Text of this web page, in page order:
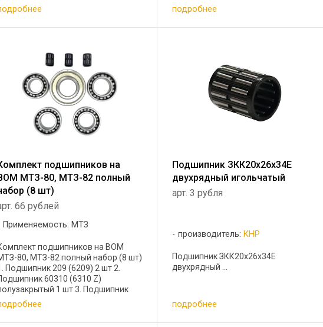
подробнее
подшипников на
МТЗ-80, МТЗ-82 полный
(8 шт)
66 рублей
Применяемость: МТЗ
подшипников на ВОМ
80, МТЗ-82 полный набор (8 шт)
Подшипник 209 (6209) 2 шт 2.
60310 (6310 Z)
1 шт 3. Подшипник
(6208) 1 шт 4. Подшипник 210
1 шт 5. Подшипник
двухрядный
Подшипник ЗКК20x26x34Е
двухрядный игольчатый
арт. 3 рубля
производитель: КНР
Подшипник ЗКК20x26x34Е
двухрядный ...
подробнее